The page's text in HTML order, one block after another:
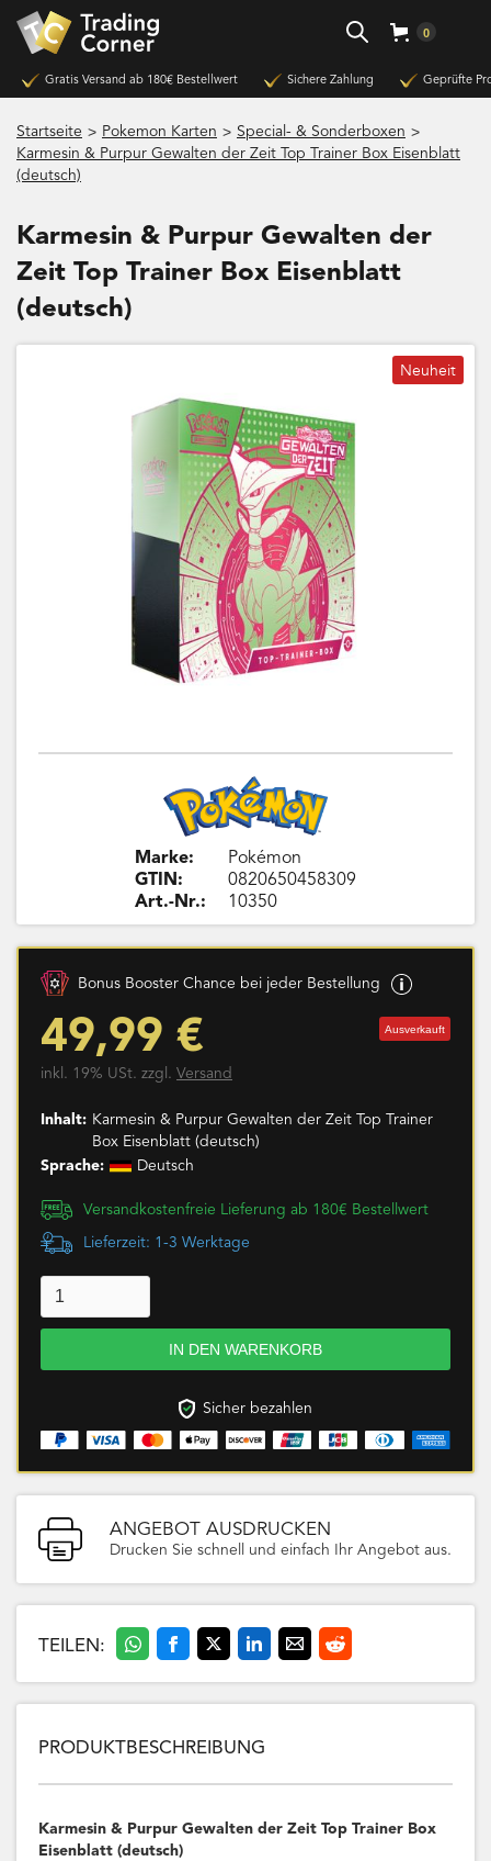
0
Gratis Versand ab 180€ Bestellwert Sichere Zahlung Geprüfte
Startseite > Pokemon Karten > Special- & Sonderboxen >
Karmesin & Purpur Gewalten der Zeit Top Trainer Box Eisenblatt
(deutsch)
Karmesin & Purpur Gewalten der
Zeit Top Trainer Box Eisenblatt
(deutsch)
Neuheit
Marke:
GTIN:
Art.-Nr.:
Pokémon
0820650458309
10350
Bonus Booster Chance bei jeder Bestellung
49,99 € Ausverkauft
inkl. 19% USt. zzgl. Versand
Inhalt: Karmesin & Purpur Gewalten der Zeit Top Trainer
Box Eisenblatt (deutsch)
Sprache:
Deutsch
Versandkostenfreie Lieferung ab 180€ Bestellwert
Lieferzeit: 1-3 Werktage
Sicher bezahlen
ANGEBOT AUSDRUCKEN
Drucken Sie schnell und einfach Ihr Angebot aus.
TEILEN:
PRODUKTBESCHREIBUNG
Karmesin & Purpur Gewalten der Zeit Top Trainer Box
Eisenblatt (deutsch)